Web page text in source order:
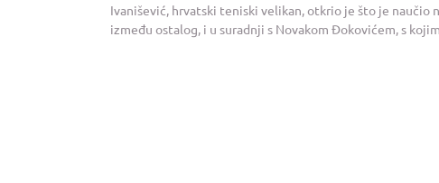
Ivanišević, hrvatski teniski velikan, otkrio je što je naučio
između ostalog, i u suradnji s Novakom Đokovićem, s